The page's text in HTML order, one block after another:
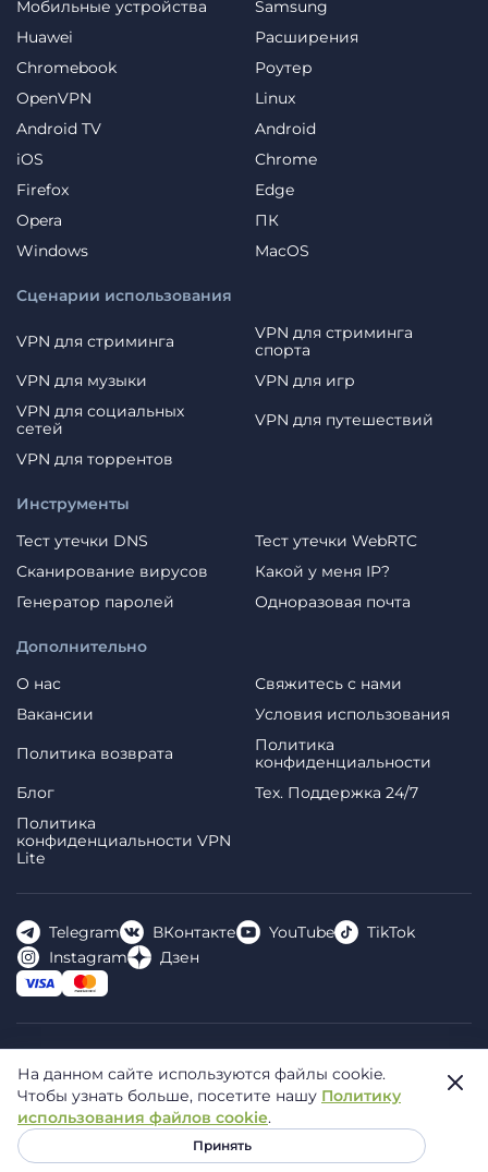
Мобильные устройства
Samsung
Huawei
Расширения
Chromebook
Роутер
OpenVPN
Linux
Android TV
Android
iOS
Chrome
Firefox
Edge
Opera
ПК
Windows
MacOS
Сценарии использования
VPN для стриминга
VPN для стриминга
спорта
VPN для музыки
VPN для игр
VPN для социальных
сетей
VPN для путешествий
VPN для торрентов
Дополнительно
О нас
Свяжитесь с нами
Вакансии
Условия использования
Политика возврата
Политика
конфиденциальности
Блог
Тех. Поддержка 24/7
Политика
конфиденциальности VPN
Lite
Инструменты
Тест утечки DNS
Тест утечки WebRTC
Сканирование вирусов
Какой у меня IP?
Генератор паролей
Одноразовая почта
Telegram ВКонтакте YouTube
TikTok
Instagram
Дзен
Campus, Sectorul 2, Bulevardul Dimitrie Pompeiu 5-7,
Bucharest, Romania, 020335. Reg.N, 44667783
© 2026 Planet VPN. Все права защищены.
На данном сайте используются файлы cookie.
Чтобы узнать больше, посетите нашу Политику
использования файлов cookie.
Принять